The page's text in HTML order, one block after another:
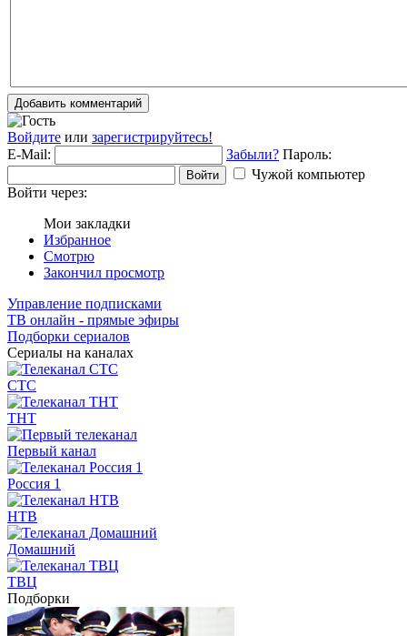
Добавить комментарий
Войдите или зарегистрируйтесь!
E-Mail:
Забыли? Пароль:
Войти
Чужой компьютер
Войти через:
Мои закладки
Избранное
Смотрю
Закончил просмотр
Управление подписками
ТВ онлайн - прямые эфиры
Подборки сериалов
Сериалы на каналах
СТС
ТНТ
Первый канал
Россия 1
НТВ
Домашний
ТВЦ
Подборки